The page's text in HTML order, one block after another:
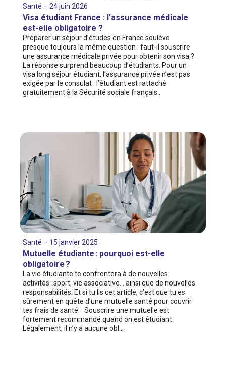
Santé – 24 juin 2026
Visa étudiant France : l’assurance médicale
est-elle obligatoire ?
Préparer un séjour d’études en France soulève
presque toujours la même question : faut-il souscrire
une assurance médicale privée pour obtenir son visa ?
La réponse surprend beaucoup d’étudiants. Pour un
visa long séjour étudiant, l’assurance privée n’est pas
exigée par le consulat : l’étudiant est rattaché
gratuitement à la Sécurité sociale français…
Santé – 15 janvier 2025
Mutuelle étudiante : pourquoi est-elle
obligatoire ?
La vie étudiante te confrontera à de nouvelles
activités : sport, vie associative… ainsi que de nouvelles
responsabilités. Et si tu lis cet article, c’est que tu es
sûrement en quête d’une mutuelle santé pour couvrir
tes frais de santé. Souscrire une mutuelle est
fortement recommandé quand on est étudiant.
Légalement, il n’y a aucune obl…